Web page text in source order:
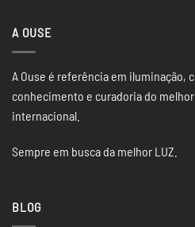
A OUSE
A Ouse é referência em iluminação,
conhecimento e curadoria do
internacional.
Sempre em busca da melhor LUZ.
BLOG